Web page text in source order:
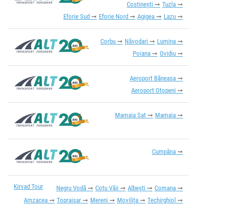
Costinești
Tuzla
Eforie Sud
Eforie Nord Agigea Lazu
Corbu Năvodari
Lumina
Poiana
Ovidiu
Aeroport Băneasa
Aeroport Otopeni
Mamaia Sat Mamaia
Cumpăna
Kirvad Tour Negru Vodă Cotu Văii Albești
Comana
Amzacea
Topraisar Mereni Movilița
Techirghiol